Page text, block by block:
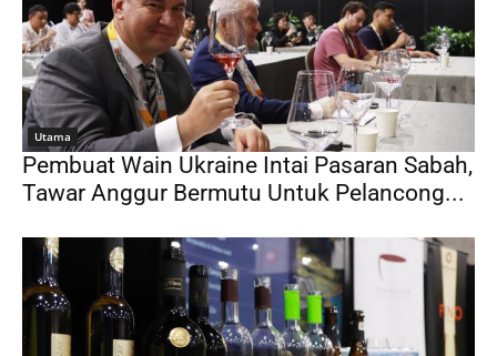
Utama
Pembuat Wain Ukraine Intai Pasaran Sabah,
Tawar Anggur Bermutu Untuk Pelancong...